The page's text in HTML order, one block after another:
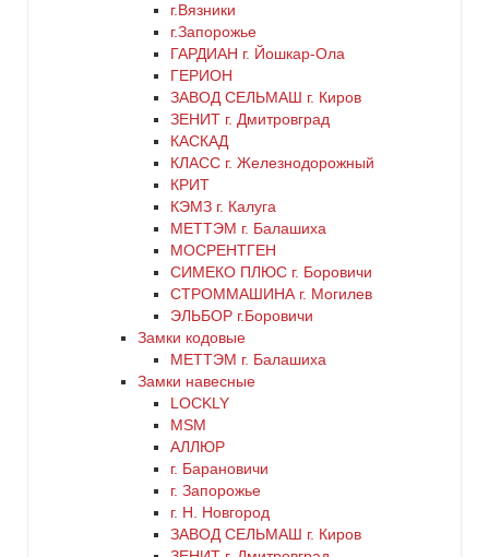
г.Вязники
г.Запорожье
ГАРДИАН г. Йошкар-Ола
ГЕРИОН
ЗАВОД СЕЛЬМАШ г. Киров
ЗЕНИТ г. Дмитровград
КАСКАД
КЛАСС г. Железнодорожный
КРИТ
КЭМЗ г. Калуга
МЕТТЭМ г. Балашиха
МОСРЕНТГЕН
СИМЕКО ПЛЮС г. Боровичи
СТРОММАШИНА г. Могилев
ЭЛЬБОР г.Боровичи
Замки кодовые
МЕТТЭМ г. Балашиха
Замки навесные
LOCKLY
MSM
АЛЛЮР
г. Барановичи
г. Запорожье
г. Н. Новгород
ЗАВОД СЕЛЬМАШ г. Киров